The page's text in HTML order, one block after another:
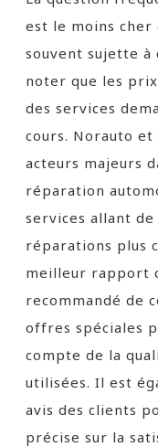
est le moins
souvent sujette
noter que les
des services
cours. Norauto et
acteurs majeurs
réparation
services allant
réparations plus
meilleur rapport
recommandé de
offres spéciales
compte de la
utilisées. Il est
avis des clients
précise sur la